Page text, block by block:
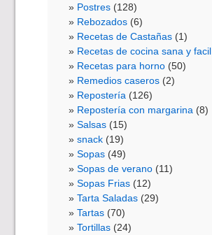
Postres (128)
Rebozados (6)
Recetas de Castañas (1)
Recetas de cocina sana y facil
Recetas para horno (50)
Remedios caseros (2)
Repostería (126)
Repostería con margarina (8)
Salsas (15)
snack (19)
Sopas (49)
Sopas de verano (11)
Sopas Frias (12)
Tarta Saladas (29)
Tartas (70)
Tortillas (24)